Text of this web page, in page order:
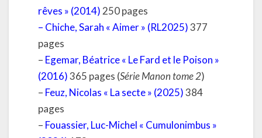
rêves » (2014) 250 pages
– Chiche, Sarah « Aimer » (RL2025)377
pages
– Egemar, Béatrice « Le Fard et le Poison »
(2016)365 pages (Série Manon tome 2)
– Feuz, Nicolas « La secte » (2025)384
pages
– Fouassier, Luc-Michel « Cumulonimbus »